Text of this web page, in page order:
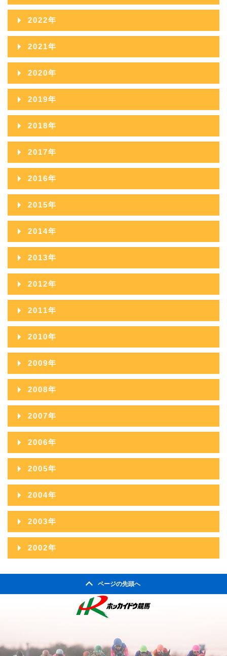
2025年10月
2025年09月
2025年08月
2025年07月
2025年06月
2025年05月
2025年03月
2025年02月
2025年01月
2024年11月
2024年10月
2024年09月
2024年08月
2024年07月
2024年06月
2024年05月
2024年03月
2024年02月
2024年01月
2023年12月
2023年11月
2023年10月
2023年09月
2023年08月
2023年07月
2023年06月
2023年05月
2023年03月
2023年02月
2023年01月
2022年
2022年12月
2022年11月
2022年10月
2022年09月
2022年08月
2022年07月
2022年06月
2022年05月
2022年03月
2022年02月
2022年01月
2021年
2021年12月
2021年11月
2021年10月
2021年09月
2021年08月
2021年07月
2021年06月
2021年05月
2021年03月
2021年02月
2021年01月
2020年
2020年12月
2020年11月
2020年10月
2020年09月
2020年08月
2020年07月
2020年06月
2020年05月
2020年03月
2020年02月
2020年01月
2019年
2019年12月
2019年11月
2019年10月
2019年09月
2019年08月
2019年07月
2019年06月
2019年05月
2019年03月
2019年02月
2019年01月
2018年
2018年12月
2018年11月
2018年10月
2018年09月
2018年08月
2018年07月
2018年06月
2018年05月
2018年03月
2018年02月
2018年01月
2017年
2017年12月
2017年11月
2017年10月
2017年09月
2017年08月
2017年07月
2017年06月
2017年05月
2017年03月
2017年02月
2017年01月
2016年
2016年12月
2016年11月
2016年10月
2016年09月
2016年08月
2016年07月
2016年06月
2016年05月
2016年03月
2016年02月
2016年01月
2015年
2015年12月
2015年11月
2015年10月
2015年09月
2015年08月
2015年07月
2015年06月
2015年05月
2015年03月
2015年02月
2015年01月
2014年
2014年12月
2014年11月
2014年10月
2014年09月
2014年08月
2014年07月
2014年06月
2014年05月
2014年03月
2014年02月
2014年01月
2013年
2013年12月
2013年11月
2013年10月
2013年09月
2013年08月
2013年07月
2013年06月
2013年05月
2013年03月
2013年02月
2013年01月
2012年
2012年12月
2012年11月
2012年10月
2012年09月
2012年08月
2012年07月
2012年06月
2012年05月
2012年03月
2012年02月
2012年01月
2011年
2011年12月
2011年11月
2011年10月
2011年09月
2011年08月
2011年07月
2011年06月
2011年05月
2011年03月
2011年02月
2010年
2010年12月
2010年11月
2010年10月
2010年09月
2010年08月
2010年07月
2010年06月
2010年05月
2010年03月
2010年01月
2009年
2009年12月
2009年11月
2009年10月
2009年09月
2009年08月
2009年07月
2009年06月
2009年05月
2009年03月
2008年
2008年12月
2008年11月
2008年10月
2008年09月
2008年08月
2008年07月
2008年06月
2008年05月
2008年01月
2007年
2007年12月
2007年11月
2007年10月
2007年09月
2007年08月
2007年07月
2007年02月
2006年
2006年12月
2006年11月
2006年10月
2006年09月
2006年08月
2005年
2005年12月
2005年11月
2005年10月
2005年09月
2005年08月
2005年07月
2004年
2004年12月
2004年11月
2004年10月
2004年06月
2003年
2003年12月
2003年07月
2002年
ページの先頭へ